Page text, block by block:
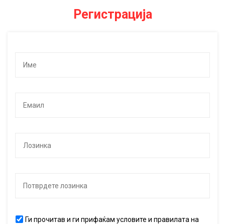
Регистрација
Ги прочитав и ги прифаќам условите и правилата на